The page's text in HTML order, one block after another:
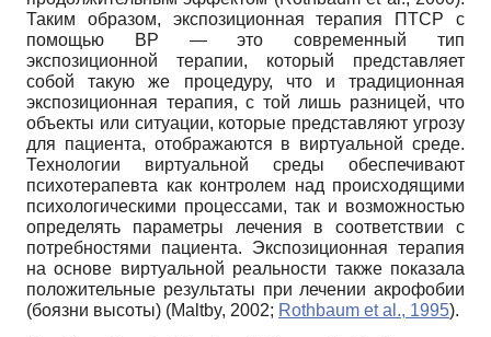
Таким образом, экспозиционная терапия ПТСР с
помощью ВР — это современный тип
экспозиционной терапии, который представляет
собой такую же процедуру, что и традиционная
экспозиционная терапия, с той лишь разницей, что
объекты или ситуации, которые представляют угрозу
для пациента, отображаются в виртуальной среде.
Технологии виртуальной среды обеспечивают
психотерапевта как контролем над происходящими
психологическими процессами, так и возможностью
определять параметры лечения в соответствии с
потребностями пациента. Экспозиционная терапия
на основе виртуальной реальности также показала
положительные результаты при лечении акрофобии
(боязни высоты) (Maltby, 2002; Rothbaum et al., 1995).